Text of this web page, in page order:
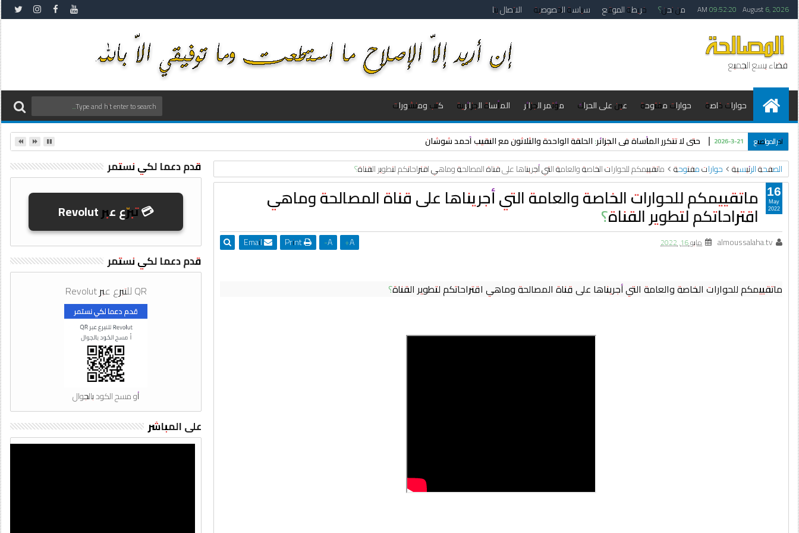
August 6, 2026
09:52:21 AM من نحن؟ خريطة الموقع سياسة الخصوصية الاتصال بنا
فضاء يسع الجميع
حوارات خاصة حوارات مفتوحة عين على الحراك مؤتمر الجزائر المأساة الجزائرية كتب ومنشورات
آخر المواضيع حتى لا تتكرر المأساة في الجزائر: الحلقة الواحدة والثلاثون مع النقيب أحمد شوشان 2026-3-21
الصفحة الرئيسية حوارات مفتوحة ماتقييمكم للحوارات الخاصة والعامة التي أجريناها على قناة المصالحة وماهي اقتراحاتكم لتطوير القناة؟
ماتقييمكم للحوارات الخاصة والعامة التي أجريناها على قناة المصالحة وماهي
اقتراحاتكم لتطوير القناة؟
almoussalaha.tv مايو 16, 2022 A
+
A
-
ماتقييمكم للحوارات الخاصة والعامة التي أجريناها على قناة المصالحة وماهي اقتراحاتكم لتطوير القناة؟
16
May
2022
قدم دعما لكي نستمر
💳 تبرّع عبر Revolut
قدم دعما لكي نستمر
QR للتبرع عبر Revolut
أو مسح الكود بالجوال
على المباشر